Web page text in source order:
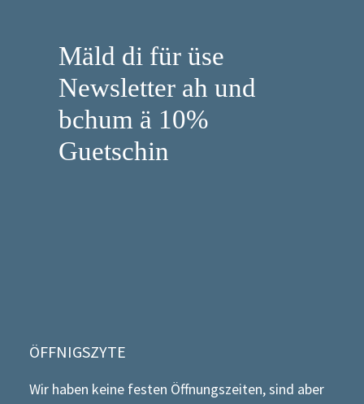
Mäld di für üse
Newsletter ah und
bchum ä 10%
Guetschin
ÖFFNIGSZYTE
Wir haben keine festen Öffnungszeiten, sind aber